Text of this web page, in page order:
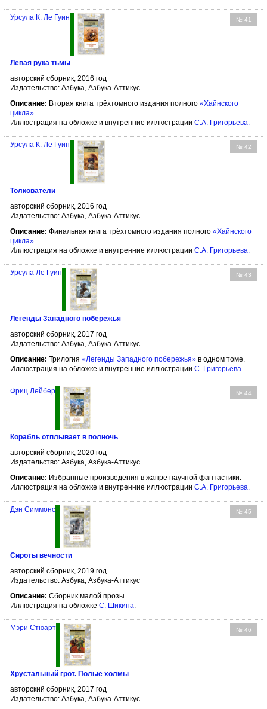
№ 41
Урсула К. Ле Гуин
Левая рука тьмы
авторский сборник, 2016 год
Издательство: Азбука, Азбука-Аттикус
Описание: Вторая книга трёхтомного издания полного «Хайнского
цикла».
Иллюстрация на обложке и внутренние иллюстрации С.А. Григорьева.
№ 42
Урсула К. Ле Гуин
Толкователи
авторский сборник, 2016 год
Издательство: Азбука, Азбука-Аттикус
Описание: Финальная книга трёхтомного издания полного «Хайнского
цикла».
Иллюстрация на обложке и внутренние иллюстрации С.А. Григорьева.
№ 43
Урсула Ле Гуин
Легенды Западного побережья
авторский сборник, 2017 год
Издательство: Азбука, Азбука-Аттикус
Описание: Трилогия «Легенды Западного побережья» в одном томе.
Иллюстрация на обложке и внутренние иллюстрации С. Григорьева.
№ 44
Фриц Лейбер
Корабль отплывает в полночь
авторский сборник, 2020 год
Издательство: Азбука, Азбука-Аттикус
Описание: Избранные произведения в жанре научной фантастики.
Иллюстрация на обложке и внутренние иллюстрации С.А. Григорьева.
№ 45
Дэн Симмонс
Сироты вечности
авторский сборник, 2019 год
Издательство: Азбука, Азбука-Аттикус
Описание: Сборник малой прозы.
Иллюстрация на обложке С. Шикина
№ 46
Мэри Стюарт
Хрустальный грот. Полые холмы
авторский сборник, 2017 год
Издательство: Азбука, Азбука-Аттикус